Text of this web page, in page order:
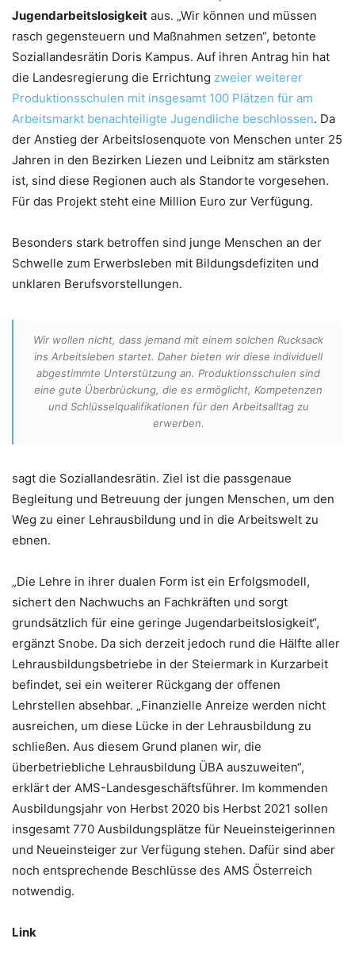
Jugendarbeitslosigkeit aus. „Wir können und müssen
rasch gegensteuern und Maßnahmen setzen“, betonte
Soziallandesrätin Doris Kampus. Auf ihren Antrag hin hat
die Landesregierung die Errichtung zweier weiterer
Produktionsschulen mit insgesamt 100 Plätzen für am
Arbeitsmarkt benachteiligte Jugendliche beschlossen. Da
der Anstieg der Arbeitslosenquote von Menschen unter 25
Jahren in den Bezirken Liezen und Leibnitz am stärksten
ist, sind diese Regionen auch als Standorte vorgesehen.
Für das Projekt steht eine Million Euro zur Verfügung.
Besonders stark betroffen sind junge Menschen an der
Schwelle zum Erwerbsleben mit Bildungsdefiziten und
unklaren Berufsvorstellungen.
Wir wollen nicht, dass jemand mit einem solchen Rucksack
ins Arbeitsleben startet. Daher bieten wir diese individuell
abgestimmte Unterstützung an. Produktionsschulen sind
eine gute Überbrückung, die es ermöglicht, Kompetenzen
und Schlüsselqualifikationen für den Arbeitsalltag zu
erwerben.
sagt die Soziallandesrätin. Ziel ist die passgenaue
Begleitung und Betreuung der jungen Menschen, um den
Weg zu einer Lehrausbildung und in die Arbeitswelt zu
ebnen.
„Die Lehre in ihrer dualen Form ist ein Erfolgsmodell,
sichert den Nachwuchs an Fachkräften und sorgt
grundsätzlich für eine geringe Jugendarbeitslosigkeit“,
ergänzt Snobe. Da sich derzeit jedoch rund die Hälfte aller
Lehrausbildungsbetriebe in der Steiermark in Kurzarbeit
befindet, sei ein weiterer Rückgang der offenen
Lehrstellen absehbar. „Finanzielle Anreize werden nicht
ausreichen, um diese Lücke in der Lehrausbildung zu
schließen. Aus diesem Grund planen wir, die
überbetriebliche Lehrausbildung ÜBA auszuweiten“,
erklärt der AMS-Landesgeschäftsführer. Im kommenden
Ausbildungsjahr von Herbst 2020 bis Herbst 2021 sollen
insgesamt 770 Ausbildungsplätze für Neueinsteigerinnen
und Neueinsteiger zur Verfügung stehen. Dafür sind aber
noch entsprechende Beschlüsse des AMS Österreich
notwendig.
Link